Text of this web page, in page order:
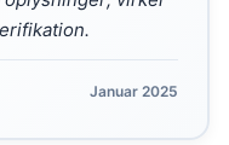
Januar 2025